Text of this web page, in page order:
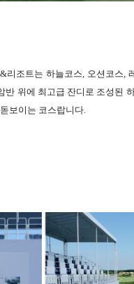
조트는 하늘코스, 오션코스,
위에 최고급 잔디로 조성된
보이는 코스랍니다.